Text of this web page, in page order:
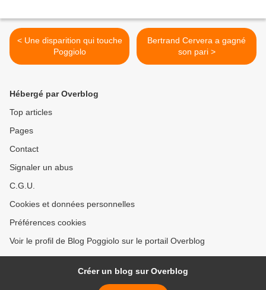
< Une disparition qui touche
Poggiolo
Bertrand Cervera a gagné
son pari >
Hébergé par Overblog
Top articles
Pages
Contact
Signaler un abus
C.G.U.
Cookies et données personnelles
Préférences cookies
Voir le profil de Blog Poggiolo sur le portail Overblog
Créer un blog sur Overblog